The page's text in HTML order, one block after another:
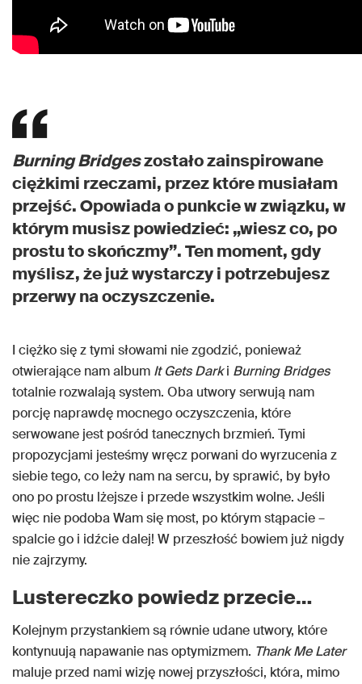
Burning Bridgeszostało zainspirowane
ciężkimi rzeczami, przez które musiałam
przejść. Opowiada o punkcie w związku, w
którym musisz powiedzieć: „wiesz co, po
prostu to skończmy”. Ten moment, gdy
myślisz, że już wystarczy i potrzebujesz
przerwy na oczyszczenie.
I ciężko się z tymi słowami nie zgodzić, ponieważ
otwierające nam album It Gets Darki Burning Bridges
totalnie rozwalają system. Oba utwory serwują nam
porcję naprawdę mocnego oczyszczenia, które
serwowane jest pośród tanecznych brzmień. Tymi
propozycjami jesteśmy wręcz porwani do wyrzucenia z
siebie tego, co leży nam na sercu, by sprawić, by było
ono po prostu lżejsze i przede wszystkim wolne. Jeśli
więc nie podoba Wam się most, po którym stąpacie –
spalcie go i idźcie dalej! W przeszłość bowiem już nigdy
nie zajrzymy.
Lustereczko powiedz przecie…
Kolejnym przystankiem są równie udane utwory, które
kontynuują napawanie nas optymizmem. Thank Me Later
maluje przed nami wizję nowej przyszłości, która, mimo